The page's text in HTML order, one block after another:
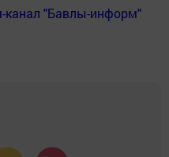
канал "Бавлы-информ"